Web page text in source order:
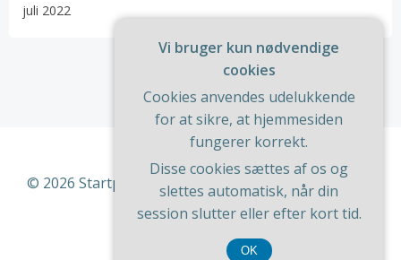
juli 2022
© 2026 Startportal. Bygget ved at bruge WordPress
ColibriWP Theme
Vi bruger kun nødvendige
cookies
Cookies anvendes udelukkende
for at sikre, at hjemmesiden
fungerer korrekt.
Disse cookies sættes af os og
slettes automatisk, når din
session slutter eller efter kort tid.
OK